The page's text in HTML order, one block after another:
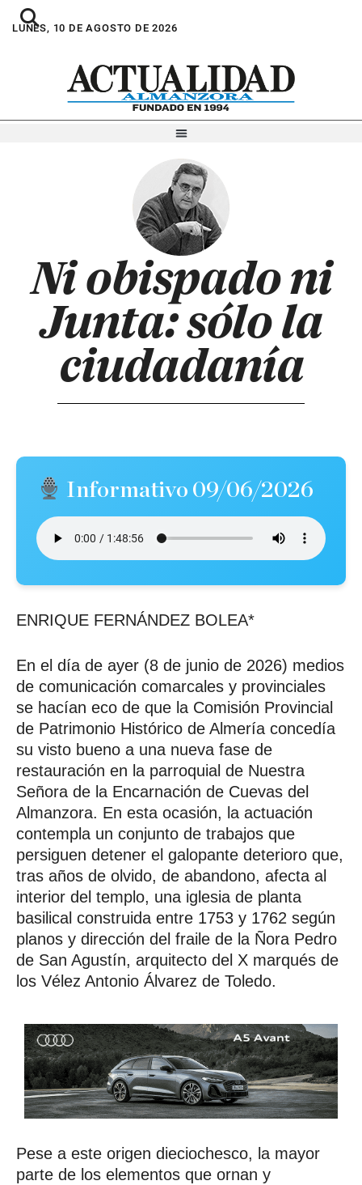
LUNES, 10 DE AGOSTO DE 2026
Ni obispado ni
Junta: sólo la
ciudadanía
Informativo 09/06/2026
ENRIQUE FERNÁNDEZ BOLEA*
En el día de ayer (8 de junio de 2026) medios
de comunicación comarcales y provinciales
se hacían eco de que la Comisión Provincial
de Patrimonio Histórico de Almería concedía
su visto bueno a una nueva fase de
restauración en la parroquial de Nuestra
Señora de la Encarnación de Cuevas del
Almanzora. En esta ocasión, la actuación
contempla un conjunto de trabajos que
persiguen detener el galopante deterioro que,
tras años de olvido, de abandono, afecta al
interior del templo, una iglesia de planta
basilical construida entre 1753 y 1762 según
planos y dirección del fraile de la Ñora Pedro
de San Agustín, arquitecto del X marqués de
los Vélez Antonio Álvarez de Toledo.
Pese a este origen dieciochesco, la mayor
parte de los elementos que ornan y